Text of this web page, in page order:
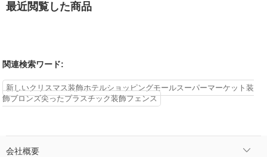
最近閲覧した商品
関連検索ワード:
新しいクリスマス装飾ホテルショッピングモールスーパーマーケット装
飾ブロンズ尖ったプラスチック装飾フェンス
会社概要